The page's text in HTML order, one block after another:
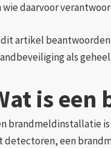
wie daarvoor
artikel
als
is een
brandmeldinstallatie
detectoren, een